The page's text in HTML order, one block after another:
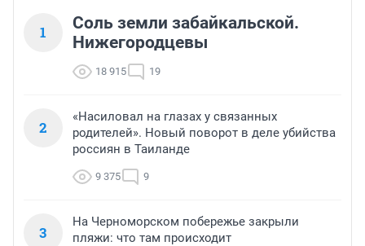
1
Соль земли забайкальской.
Нижегородцевы
18 915 19
2
«Насиловал на глазах у связанных
родителей». Новый поворот в деле убийства
россиян в Таиланде
9 375 9
3
На Черноморском побережье закрыли
пляжи: что там происходит